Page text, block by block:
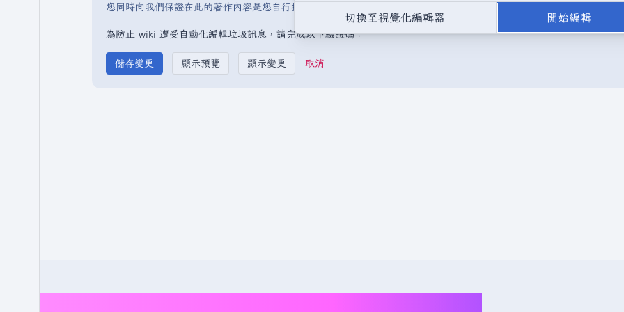
您同時向我們保證在此的著作內容是您自行撰寫，或是取自不受版權保護的公開領域或自由資源。請勿在未經授權的情況
為防止 wiki 遭受自動化編輯垃圾訊息，請完成以下驗證碼：
取消
切換至視覺化編輯器 開始編輯